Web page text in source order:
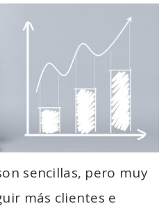
sencillas, pero muy
más clientes e